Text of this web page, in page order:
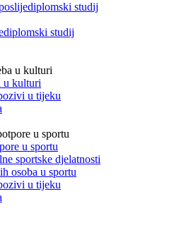
studij
studij
u kulturi
u tijeku
u sportu
sportske djelatnosti
osoba u sportu
u tijeku